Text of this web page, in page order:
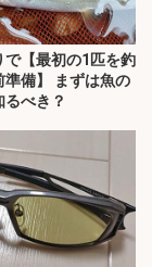
で【最初の1匹を釣
準備】 まずは魚の
べき？